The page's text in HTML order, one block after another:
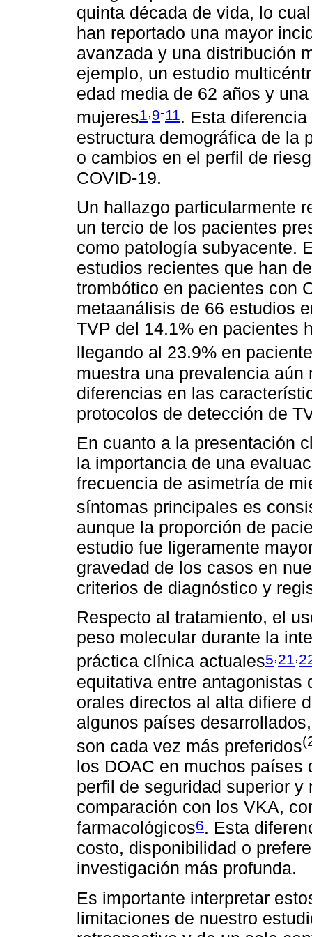
quinta década de vida, lo
han reportado una mayor
avanzada y una distribución
ejemplo, un estudio
edad media de 62 años y
mujeres1,9-11. Esta
estructura demográfica de la
o cambios en el perfil de
COVID-19.
Un hallazgo particularmente
un tercio de los pacientes
como patología subyacente.
estudios recientes que han
trombótico en pacientes con
metaanálisis de 66 estudios
TVP del 14.1% en pacientes
llegando al 23.9% en
muestra una prevalencia
diferencias en las
protocolos de detección de
En cuanto a la presentación
la importancia de una
frecuencia de asimetría de
síntomas principales es
aunque la proporción de
estudio fue ligeramente
gravedad de los casos en
criterios de diagnóstico y
Respecto al tratamiento, el
peso molecular durante la
práctica clínica actuales5,21 ,
equitativa entre antagonistas
orales directos al alta difiere
algunos países
son cada vez más preferidos
los DOAC en muchos países
perfil de seguridad superior
comparación con los VKA,
farmacológicos6. Esta
costo, disponibilidad o
investigación más profunda.
Es importante interpretar
limitaciones de nuestro